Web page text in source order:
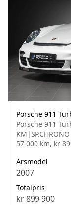
Porsche 911
Porsche 911
57 000 km, kr
Årsmodel
2007
Totalpris
kr 899 900